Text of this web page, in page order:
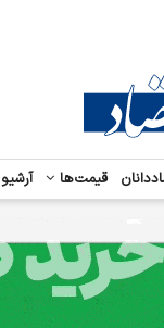
قیمت‌ها آرشیو